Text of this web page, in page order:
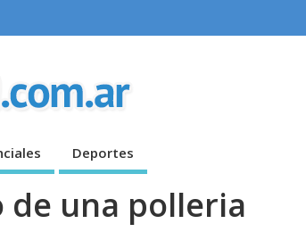
Deportes
de una polleria